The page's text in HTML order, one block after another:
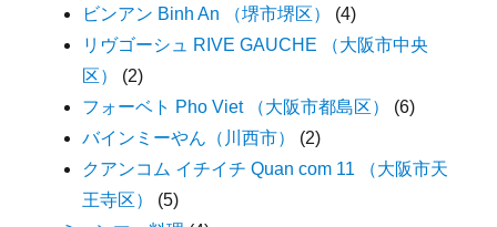
ビンアン Binh An （堺市堺区）
(4)
リヴゴーシュ RIVE GAUCHE （大阪市中央
区）
(2)
フォーベト Pho Viet （大阪市都島区）
(6)
バインミーやん（川西市）
(2)
クアンコム イチイチ Quan com 11 （大阪市天
王寺区）
(5)